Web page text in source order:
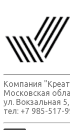
Компания
Московская
ул. Вокзальная
тел: +7 985-517-